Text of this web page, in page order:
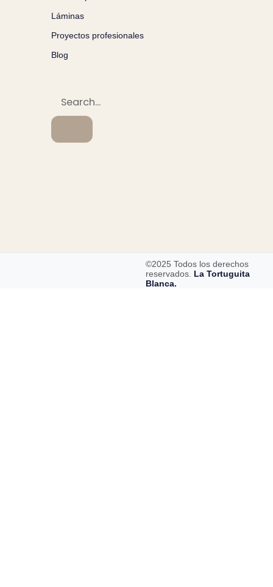
Láminas
Proyectos profesionales
Blog
©2025 Todos los derechos
reservados. La Tortuguita
Blanca.